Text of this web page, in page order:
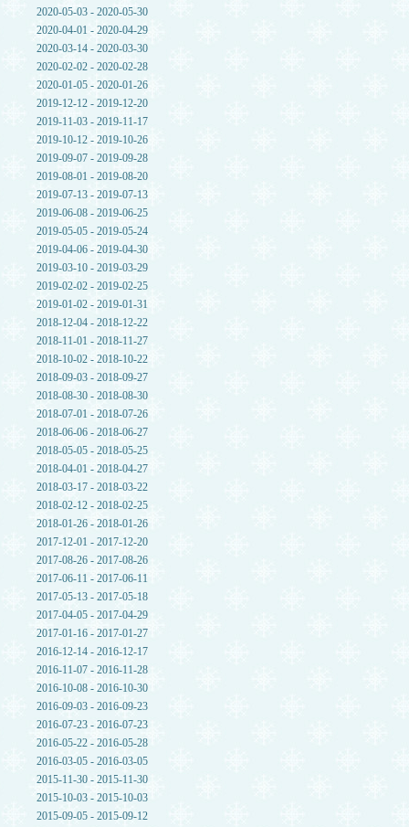
2020-05-03 - 2020-05-30
2020-04-01 - 2020-04-29
2020-03-14 - 2020-03-30
2020-02-02 - 2020-02-28
2020-01-05 - 2020-01-26
2019-12-12 - 2019-12-20
2019-11-03 - 2019-11-17
2019-10-12 - 2019-10-26
2019-09-07 - 2019-09-28
2019-08-01 - 2019-08-20
2019-07-13 - 2019-07-13
2019-06-08 - 2019-06-25
2019-05-05 - 2019-05-24
2019-04-06 - 2019-04-30
2019-03-10 - 2019-03-29
2019-02-02 - 2019-02-25
2019-01-02 - 2019-01-31
2018-12-04 - 2018-12-22
2018-11-01 - 2018-11-27
2018-10-02 - 2018-10-22
2018-09-03 - 2018-09-27
2018-08-30 - 2018-08-30
2018-07-01 - 2018-07-26
2018-06-06 - 2018-06-27
2018-05-05 - 2018-05-25
2018-04-01 - 2018-04-27
2018-03-17 - 2018-03-22
2018-02-12 - 2018-02-25
2018-01-26 - 2018-01-26
2017-12-01 - 2017-12-20
2017-08-26 - 2017-08-26
2017-06-11 - 2017-06-11
2017-05-13 - 2017-05-18
2017-04-05 - 2017-04-29
2017-01-16 - 2017-01-27
2016-12-14 - 2016-12-17
2016-11-07 - 2016-11-28
2016-10-08 - 2016-10-30
2016-09-03 - 2016-09-23
2016-07-23 - 2016-07-23
2016-05-22 - 2016-05-28
2016-03-05 - 2016-03-05
2015-11-30 - 2015-11-30
2015-10-03 - 2015-10-03
2015-09-05 - 2015-09-12